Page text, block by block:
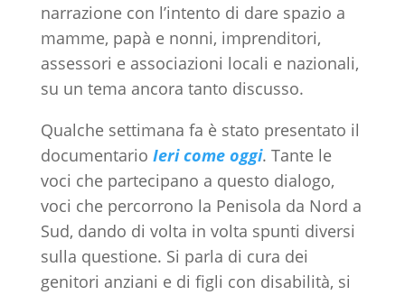
narrazione con l’intento di dare spazio a
mamme, papà e nonni, imprenditori,
assessori e associazioni locali e nazionali,
su un tema ancora tanto discusso.
Qualche settimana fa è stato presentato il
documentario Ieri come oggi. Tante le
voci che partecipano a questo dialogo,
voci che percorrono la Penisola da Nord a
Sud, dando di volta in volta spunti diversi
sulla questione. Si parla di cura dei
genitori anziani e di figli con disabilità, si